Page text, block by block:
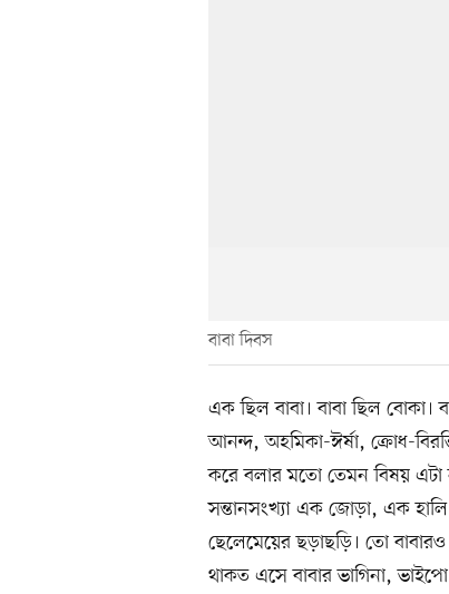
বাবা দিবস
এক ছিল বাবা। বাবা ছিল বোকা।
আনন্দ, অহমিকা-ঈর্ষা, ক্রোধ-
করে বলার মতো তেমন বিষয় এটা
সন্তানসংখ্যা এক জোড়া, এক
ছেলেমেয়ের ছড়াছড়ি। তো
থাকত এসে বাবার ভাগিনা,